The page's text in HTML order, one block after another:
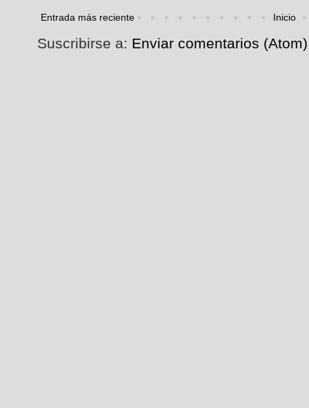
Entrada más reciente Inicio
Suscribirse a: Enviar comentarios (Atom)